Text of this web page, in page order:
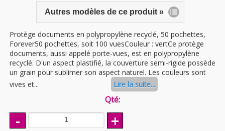
Autres modèles de ce produit »
Protège documents en polypropylène recyclé, 50 pochettes,
Forever50 pochettes, soit 100 vuesCouleur : vertCe protège
documents, aussi appelé porte-vues, est en polypropylène
recyclé. D'un aspect plastifié, la couverture semi-rigide possède
un grain pour sublimer son aspect naturel. Les couleurs sont
vives et...
Lire la suite...
Qté:
- +